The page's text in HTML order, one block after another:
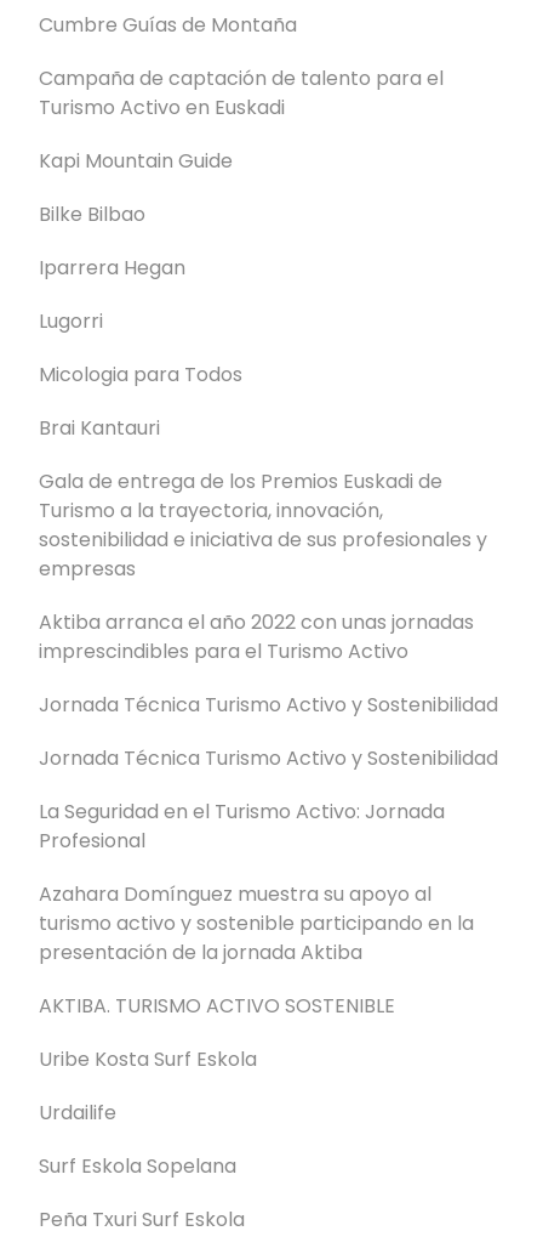
Cumbre Guías de Montaña
Campaña de captación de talento para el
Turismo Activo en Euskadi
Kapi Mountain Guide
Bilke Bilbao
Iparrera Hegan
Lugorri
Micologia para Todos
Brai Kantauri
Gala de entrega de los Premios Euskadi de
Turismo a la trayectoria, innovación,
sostenibilidad e iniciativa de sus profesionales y
empresas
Aktiba arranca el año 2022 con unas jornadas
imprescindibles para el Turismo Activo
Jornada Técnica Turismo Activo y Sostenibilidad
Jornada Técnica Turismo Activo y Sostenibilidad
La Seguridad en el Turismo Activo: Jornada
Profesional
Azahara Domínguez muestra su apoyo al
turismo activo y sostenible participando en la
presentación de la jornada Aktiba
AKTIBA. TURISMO ACTIVO SOSTENIBLE
Uribe Kosta Surf Eskola
Urdailife
Surf Eskola Sopelana
Peña Txuri Surf Eskola